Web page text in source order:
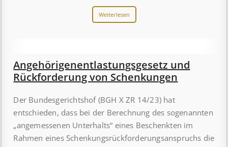
Weiterlesen
Angehörigenent­lastungs­ge­setz und
Rück­ford­er­ung von Schenk­ung­en
Der Bundesgerichtshof (BGH X ZR 14/23) hat
entschieden, dass bei der Berechnung des sogenannten
„angemessenen Unterhalts“ eines Beschenkten im
Rahmen eines Schenkungsrückforderungsanspruchs die